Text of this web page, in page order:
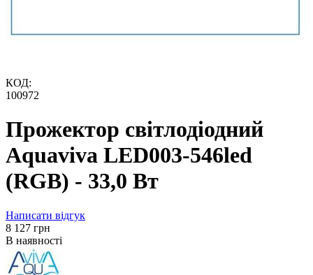
КОД:
100972
Прожектор світлодіодний
Aquaviva LED003-546led
(RGB) - 33,0 Вт
Написати відгук
‍8 127‍ грн
В наявності